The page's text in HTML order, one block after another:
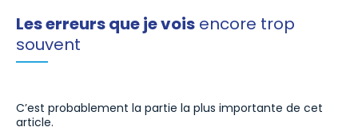
Les erreurs que je vois encore trop
souvent
C’est probablement la partie la plus importante de cet
article.